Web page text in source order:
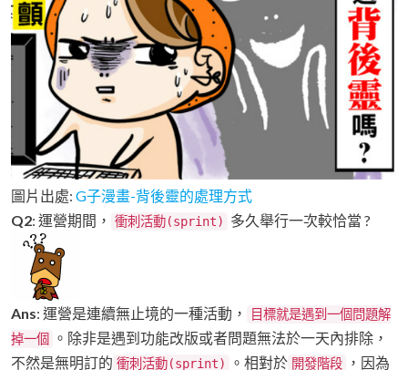
圖片出處: G子漫畫-背後靈的處理方式
Q2: 運營期間， 衝刺活動(sprint) 多久舉行一次較恰當 ?
Ans: 運營是連續無止境的一種活動，
目標就是遇到一個問題解
掉一個
。除非是遇到功能改版或者問題無法於一天內排除，
不然是無明訂的 衝刺活動(sprint) 。相對於 開發階段
，因為